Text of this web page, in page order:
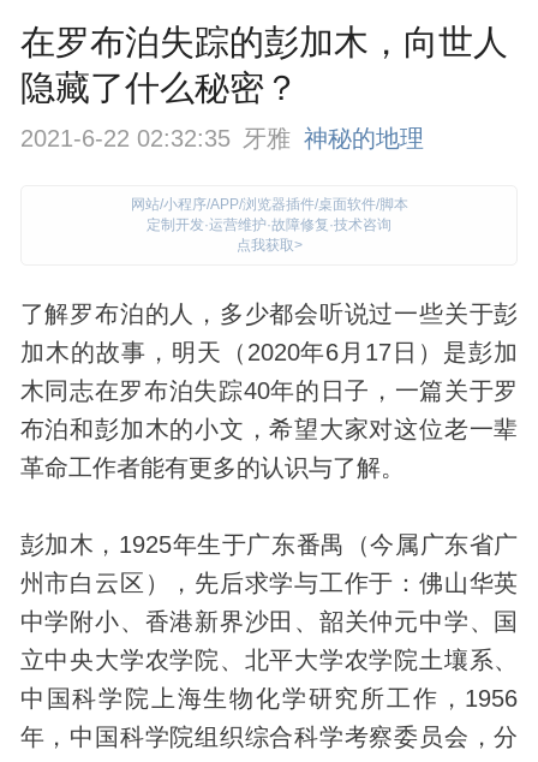
在罗布泊失踪的彭加木，向世人
隐藏了什么秘密？
2021-6-22 02:32:35 牙雅 神秘的地理
网站/小程序/APP/浏览器插件/桌面软件/脚本
定制开发·运营维护·故障修复·技术咨询
点我获取>
了解罗布泊的人，多少都会听说过一些关于彭
加木的故事，明天（2020年6月17日）是彭加
木同志在罗布泊失踪40年的日子，一篇关于罗
布泊和彭加木的小文，希望大家对这位老一辈
革命工作者能有更多的认识与了解。
彭加木，1925年生于广东番禺（今属广东省广
州市白云区），先后求学与工作于：佛山华英
中学附小、香港新界沙田、韶关仲元中学、国
立中央大学农学院、北平大学农学院土壤系、
中国科学院上海生物化学研究所工作，1956
年，中国科学院组织综合科学考察委员会，分